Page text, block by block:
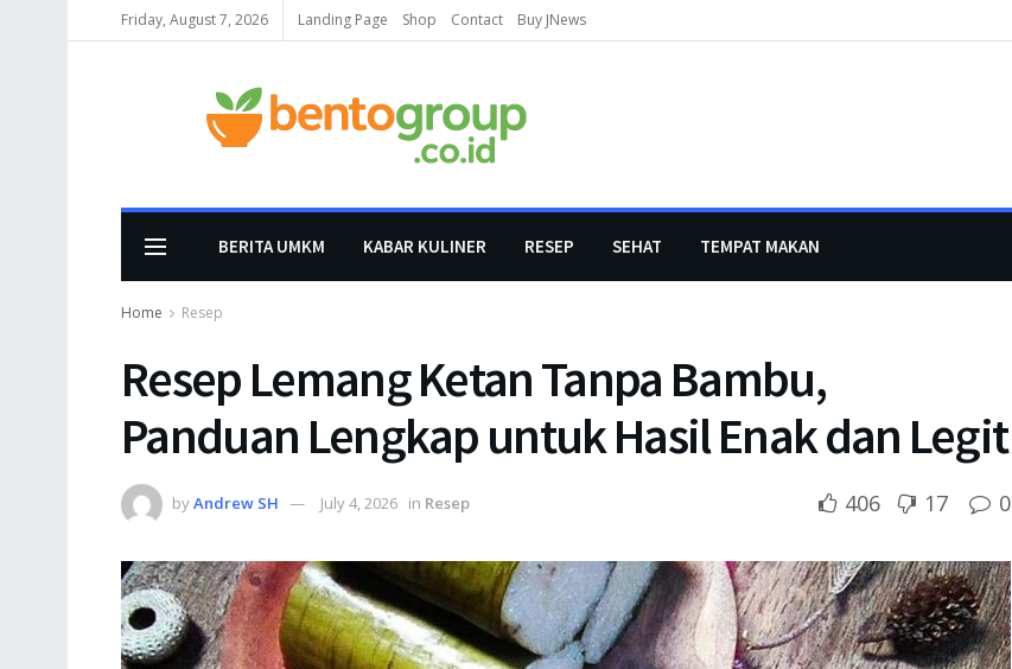
Friday, August 7, 2026 Landing Page Shop Contact Buy JNews
BERITA UMKM KABAR KULINER RESEP SEHAT TEMPAT MAKAN
Home Resep
Resep Lemang Ketan Tanpa Bambu,
Panduan Lengkap untuk Hasil Enak dan Legit
byAndrew SH July 4, 2026 in Resep 406 17 0